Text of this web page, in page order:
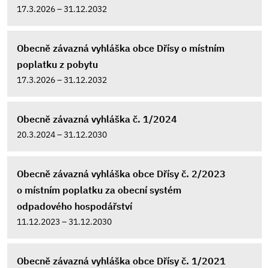
17.3.2026 – 31.12.2032
Obecně závazná vyhláška obce Dřísy o místním
poplatku z pobytu
17.3.2026 – 31.12.2032
Obecně závazná vyhláška č. 1/2024
20.3.2024 – 31.12.2030
Obecně závazná vyhláška obce Dřísy č. 2/2023
o místním poplatku za obecní systém
odpadového hospodářství
11.12.2023 – 31.12.2030
Obecně závazná vyhláška obce Dřísy č. 1/2021